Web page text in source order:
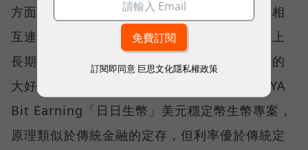
方面，美元短期固然走強，金融商品本來就會相
互連動很正常，但就資產分配、避險需求，加上
長期投資的目標來看，熊市更是入手加密貨幣的
大好時機。而大眾關注的美元投資，還有 HOYA
Bit Earning「日日生幣」美元穩定幣生幣專案，
原理類似於傳統金融的定存，但利率優於傳統定
訂閱即同意 巨思文化隱私權政策